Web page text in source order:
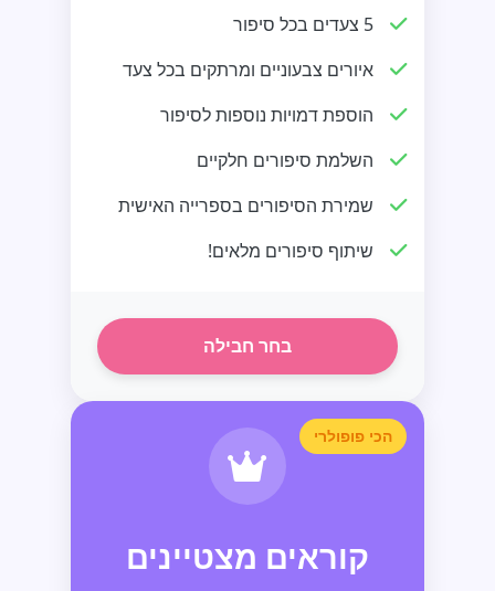
5 צעדים בכל סיפור
איורים צבעוניים ומרתקים בכל צעד
הוספת דמויות נוספות לסיפור
השלמת סיפורים חלקיים
שמירת הסיפורים בספרייה האישית
שיתוף סיפורים מלאים!
בחר חבילה
הכי פופולרי
קוראים מצטיינים